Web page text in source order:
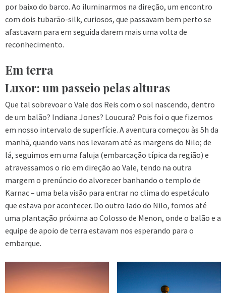
por baixo do barco. Ao iluminarmos na direção, um encontro
com dois tubarão-silk, curiosos, que passavam bem perto se
afastavam para em seguida darem mais uma volta de
reconhecimento.
Em terra
Luxor: um passeio pelas alturas
Que tal sobrevoar o Vale dos Reis com o sol nascendo, dentro
de um balão? Indiana Jones? Loucura? Pois foi o que fizemos
em nosso intervalo de superfície. A aventura começou às 5h da
manhã, quando vans nos levaram até as margens do Nilo; de
lá, seguimos em uma faluja (embarcação típica da região) e
atravessamos o rio em direção ao Vale, tendo na outra
margem o prenúncio do alvorecer banhando o templo de
Karnac – uma bela visão para entrar no clima do espetáculo
que estava por acontecer. Do outro lado do Nilo, fomos até
uma plantação próxima ao Colosso de Menon, onde o balão e a
equipe de apoio de terra estavam nos esperando para o
embarque.